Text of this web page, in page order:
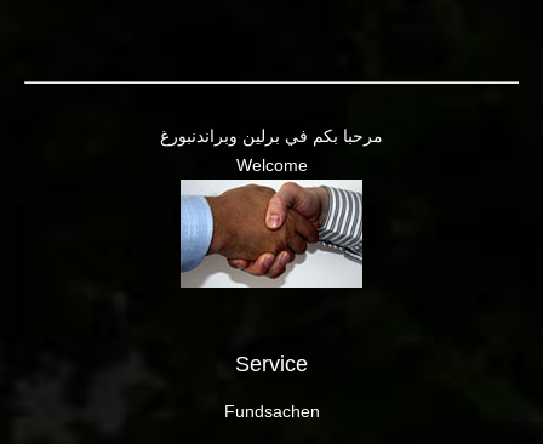
مرحبا بكم في برلين وبراندنبورغ
Welcome
Service
Fundsachen